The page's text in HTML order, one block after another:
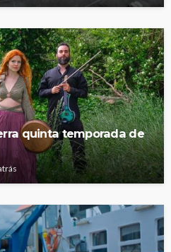
quinta temporada de